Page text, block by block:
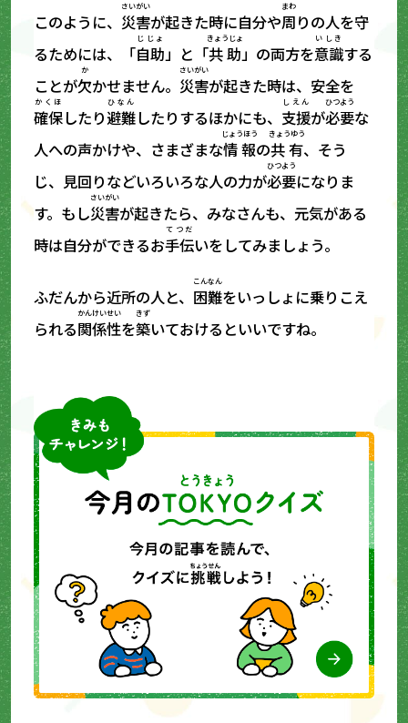
このように、 災害
さいがい
が起きた時に自分や周
まわ
りの人を守
るためには、「自助
じじょ
」と「共助
きょうじょ
」の両方を意識
いしき
する
ことが欠
か
かせません。 災害
さいがい
が起きた時は、安全を
確保
かくほ
したり避難
ひなん
したりするほかにも、 支援
しえん
が必要
ひつよう
な
人への声かけや、さまざまな情報
じょうほう
の共有
きょうゆう
、そう
じ、見回りなどいろいろな人の力が必要
ひつよう
になりま
す。もし災害
さいがい
が起きたら、みなさんも、元気がある
時は自分ができるお手伝
てつだ
いをしてみましょう。
ふだんから近所の人と、 困難
こんなん
をいっしょに乗りこえ
られる関係性
かんけいせい
を築
きず
いておけるといいですね。